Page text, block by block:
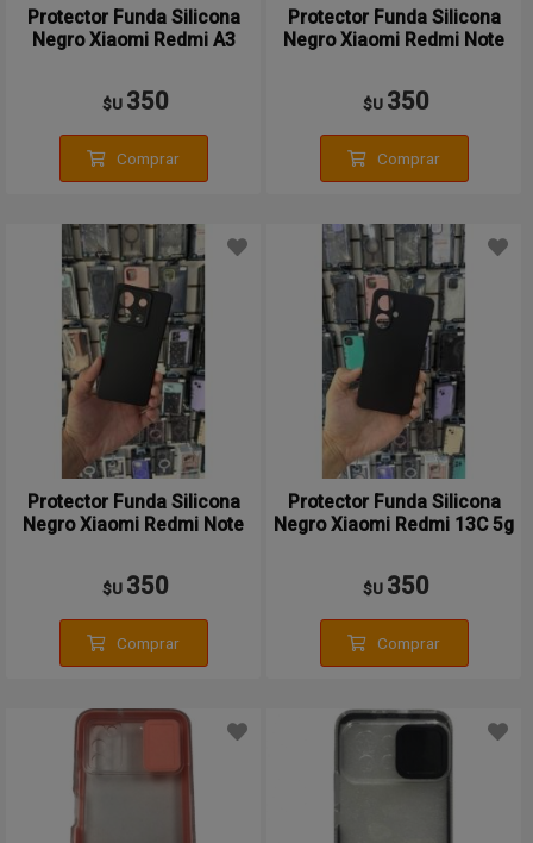
Protector Funda Silicona
Negro Xiaomi Redmi A3
$U 350
Comprar
Protector Funda Silicona
Negro Xiaomi Redmi Note
$U 350
Comprar
Protector Funda Silicona
Negro Xiaomi Redmi Note
$U 350
Comprar
Protector Funda Silicona
Negro Xiaomi Redmi 13C 5g
$U 350
Comprar